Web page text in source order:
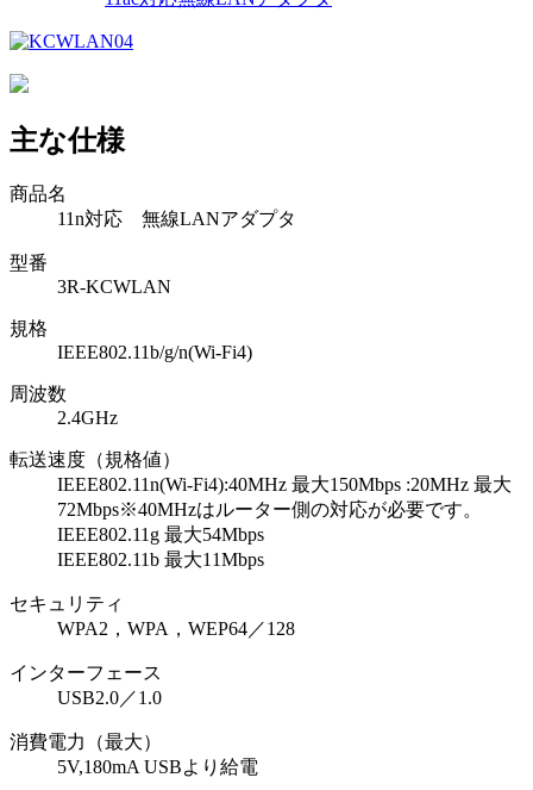
主な仕様
商品名
11n対応 無線LANアダプタ
型番
3R-KCWLAN
規格
IEEE802.11b/g/n(Wi-Fi4)
周波数
2.4GHz
転送速度（規格値）
IEEE802.11n(Wi-Fi4):40MHz 最大150Mbps :20MHz 最大
72Mbps※40MHzはルーター側の対応が必要です。
IEEE802.11g 最大54Mbps
IEEE802.11b 最大11Mbps
セキュリティ
WPA2，WPA，WEP64／128
インターフェース
USB2.0／1.0
消費電力（最大）
5V,180mA USBより給電